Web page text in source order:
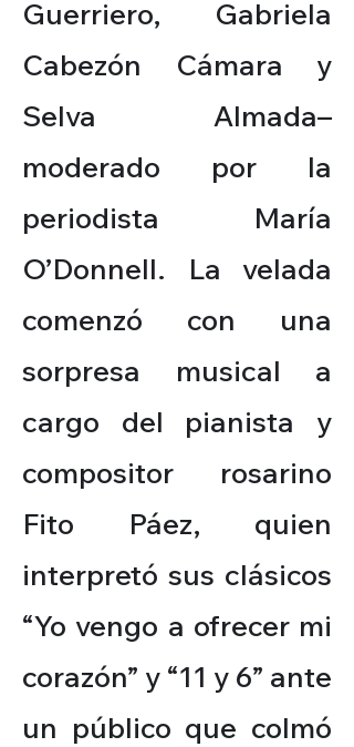
Guerriero, Gabriela
Cabezón Cámara y
Selva Almada–
moderado por la
periodista María
O’Donnell. La velada
comenzó con una
sorpresa musical a
cargo del pianista y
compositor rosarino
Fito Páez, quien
interpretó sus clásicos
“Yo vengo a ofrecer mi
corazón” y “11 y 6” ante
un público que colmó